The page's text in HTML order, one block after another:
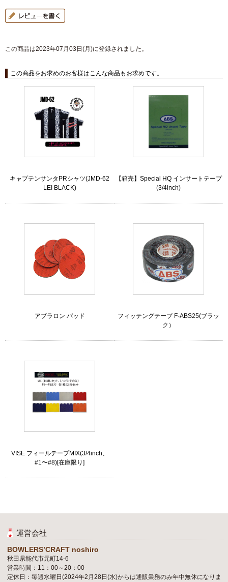
この商品は2023年07月03日(月)に登録されました。
この商品をお求めのお客様はこんな商品もお求めです。
キャプテンサンタPRシャツ(JMD-62
LEI BLACK)
【箱売】Special HQ インサートテープ
(3/4inch)
アブラロン パッド
フィッテングテープ F-ABS25(ブラッ
ク）
VISE フィールテープMIX(3/4inch、
#1〜#8)[在庫限り]
運営会社
BOWLERS’CRAFT noshiro
秋田県能代市元町14-6
営業時間：11：00～20：00
定休日：毎週水曜日(2024年2月28日(水)からは通販業務のみ年中無休になりま